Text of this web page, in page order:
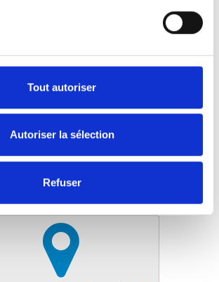
Tout autoriser
Autoriser la sélection
Refuser
stable
CE
avec le distributeur le
démonstration.